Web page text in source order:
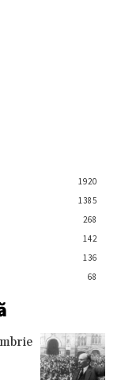
1920
1385
268
142
136
68